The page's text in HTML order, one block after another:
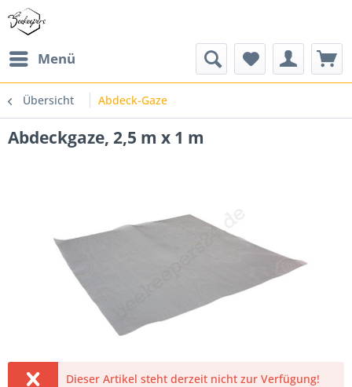
Menü
Übersicht Abdeck-Gaze
Abdeckgaze, 2,5 m x 1 m
Dieser Artikel steht derzeit nicht zur Verfügung!